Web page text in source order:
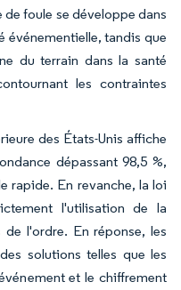
foule se développe dans
événementielle, tandis que
du terrain dans la santé
les contraintes
des États-Unis affiche
dépassant 98,5 %,
rapide. En revanche, la loi
l'utilisation de la
l'ordre. En réponse, les
solutions telles que les
et le chiffrement